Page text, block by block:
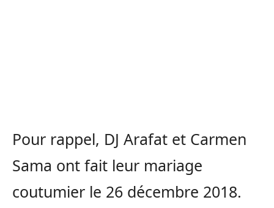
Pour rappel, DJ Arafat et Carmen
Sama ont fait leur mariage
coutumier le 26 décembre 2018.